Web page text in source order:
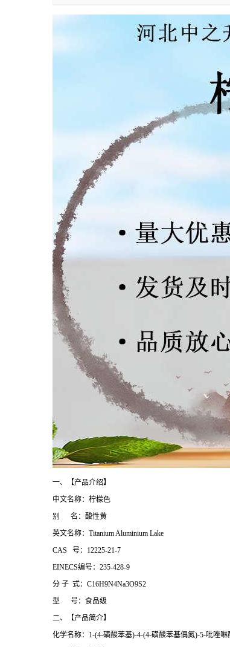
一、【产品介绍】
中文名称：柠檬色
别 名：酸性黄
英文名称：Titanium Aluminium Lake
CAS 号：12225-21-7
EINECS编号：235-428-9
分 子 式：C16H9N4Na3O9S2
型 号：食品级
二、【产品简介】
化学名称：1-(4-磺酸苯基)-4-(4-磺酸苯基偶氮)-5-吡唑